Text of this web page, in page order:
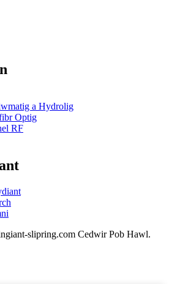
a Hydrolig
Optig
RF
slipring.com Cedwir Pob Hawl.